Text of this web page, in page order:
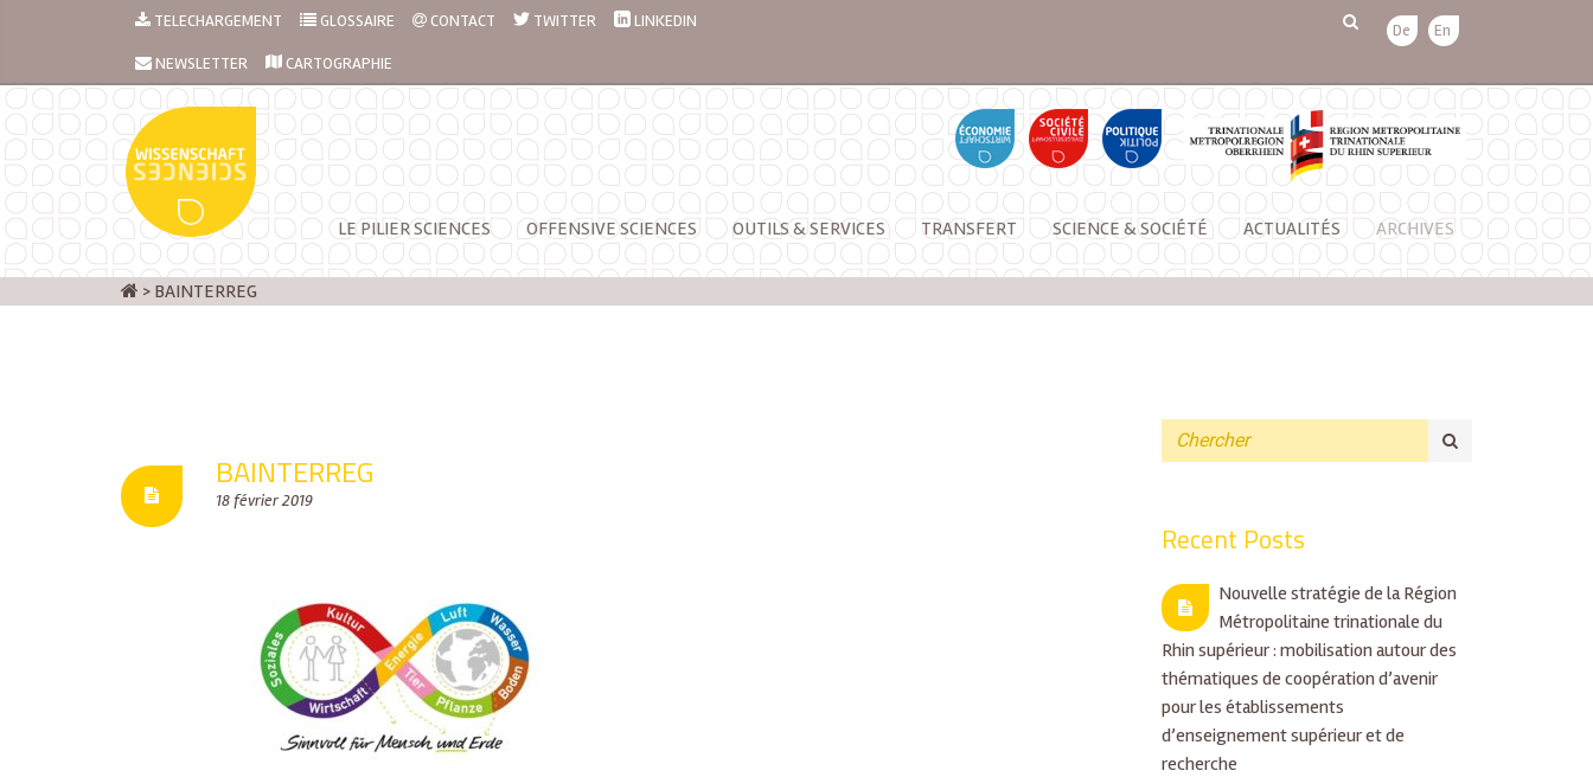
TELECHARGEMENT GLOSSAIRE CONTACT TWITTER LINKEDIN
NEWSLETTER CARTOGRAPHIE
De En
LE PILIER SCIENCES OFFENSIVE SCIENCES OUTILS & SERVICES TRANSFERT SCIENCE & SOCIÉTÉ ACTUALITÉS ARCHIVES
> BAINTERREG
BAINTERREG
18 février 2019
Recent Posts
Nouvelle stratégie de la Région
Métropolitaine trinationale du
Rhin supérieur : mobilisation autour des
thématiques de coopération d’avenir
pour les établissements
d’enseignement supérieur et de
recherche